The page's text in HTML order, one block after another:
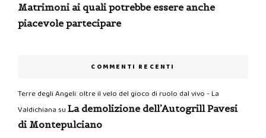
Matrimoni ai quali potrebbe essere anche
piacevole partecipare
COMMENTI RECENTI
Terre degli Angeli: oltre il velo del gioco di ruolo dal vivo - La
Valdichiana su La demolizione dell’Autogrill Pavesi
di Montepulciano